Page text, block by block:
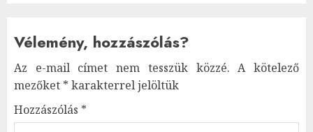
Vélemény, hozzászólás?
Az e-mail címet nem tesszük közzé. A kötelező
mezőket * karakterrel jelöltük
Hozzászólás *